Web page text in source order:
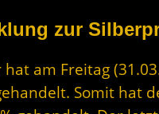
zur
am Freitag
Somit hat